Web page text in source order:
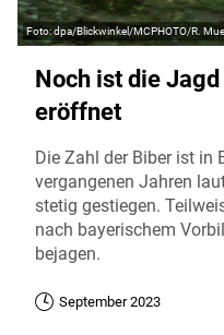
dpa/Blickwinkel/MCPHOTO/R.
Noch ist die
eröffnet
Die Zahl der Biber ist in
vergangenen Jahren
stetig gestiegen.
nach bayerischem
bejagen.
September 2023